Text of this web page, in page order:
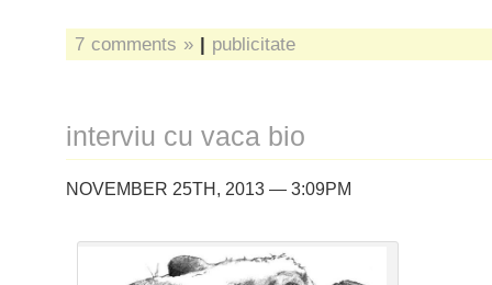
7 comments » | publicitate
interviu cu vaca bio
NOVEMBER 25TH, 2013 — 3:09PM